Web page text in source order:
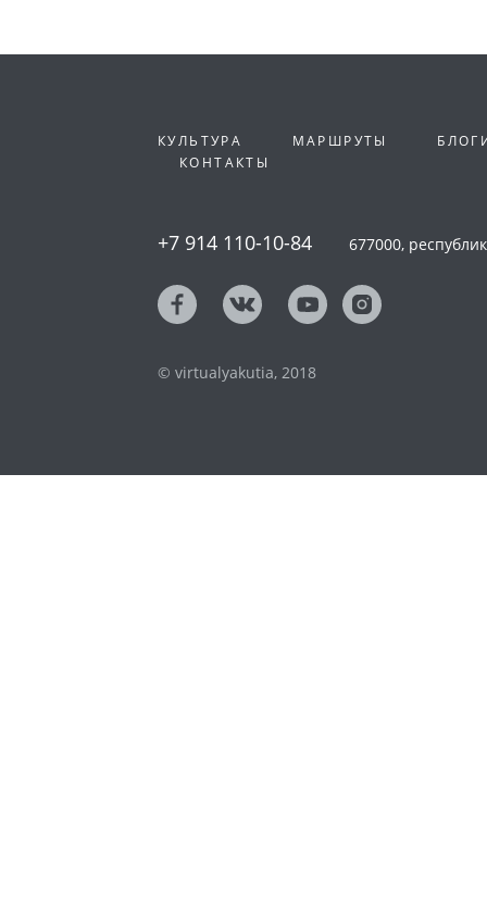
КУЛЬТУРА МАРШРУТЫ
КОНТАКТЫ
+7 914 110-10-84 677000,
© virtualyakutia, 2018